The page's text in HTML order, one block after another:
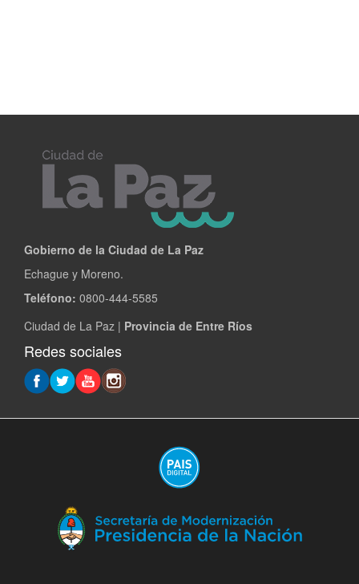
Gobierno de la Ciudad de La Paz
Echague y Moreno.
Teléfono: 0800-444-5585
Ciudad de La Paz | Provincia de Entre Ríos
Redes sociales